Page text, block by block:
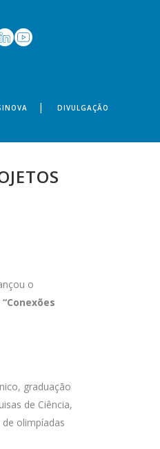
DIVULGAÇÃO
o
graduação
de Ciência,
olimpíadas